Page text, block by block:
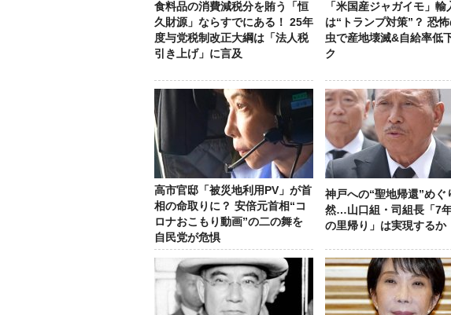
食料品の消費減税分を賄う「恒
久財源」ならすでにある！ 25年
度与党税制改正大綱は「法人税
引き上げ」に言及
「米国産ジャガイモ」輸
は“トランプ対策”？ 恐
虫で産地壊滅&自給率低
ク
高市官邸「被災地利用PV」が首
相の命取りに？ 安倍元首相“コ
ロナおこもり動画”の二の舞を
自民党が危惧
神戸への“聖地帰還”めぐ
然…山口組・司組長「7
の里帰り」は実現するか